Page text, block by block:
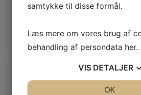
SP Merino Curly Singleface
Log ind / Ny
samtykke til disse formål.
Læs mere om vores brug af
behandling af persondata her.
VIS DETALJER
OK